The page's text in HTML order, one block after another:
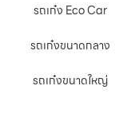
รถเก๋ง Eco Car
รถเก๋งขนาดกลาง
รถเก๋งขนาดใหญ่